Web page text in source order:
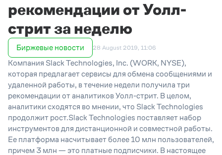
рекомендации от Уолл-
стрит за неделю
Биржевые новости 28 August 2019, 11:06
Компания Slack Technologies, Inc. (WORK, NYSE),
которая предлагает сервисы для обмена сообщениями и
удаленной работы, в течение недели получила три
рекомендации от аналитиков Уолл-стрит. В целом,
аналитики сходятся во мнении, что Slack Technologies
продолжит рост.Slack Technologies поставляет набор
инструментов для дистанционной и совместной работы.
Ее платформа насчитывает более 10 млн пользователей,
причем 3 млн — это платные подписчики. В настоящее